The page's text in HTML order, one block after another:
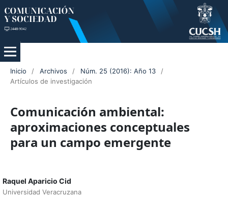
Inicio / Archivos / Núm. 25 (2016): Año 13
/
Artículos de investigación
Comunicación ambiental:
aproximaciones conceptuales
para un campo emergente
Raquel Aparicio Cid
Universidad Veracruzana